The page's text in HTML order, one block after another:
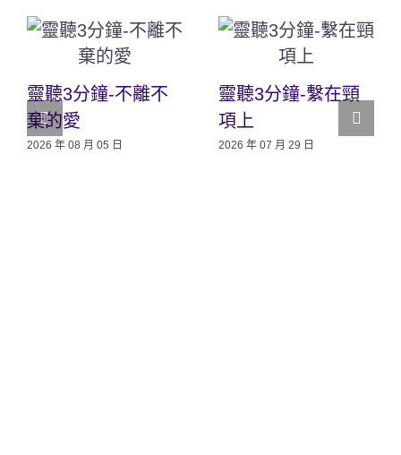
靈聽3分鐘-不離不
棄的愛
2026 年 08 月 05 日
靈聽3分鐘-繫在頸
項上
2026 年 07 月 29 日